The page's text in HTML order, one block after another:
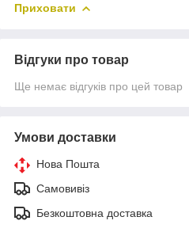
Приховати
Відгуки про товар
Ще немає відгуків про цей товар
Умови доставки
Нова Пошта
Самовивіз
Безкоштовна доставка